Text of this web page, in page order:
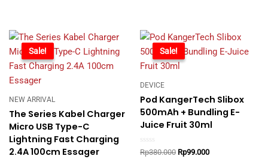
-46%
Sale!
NEW ARRIVAL
The Series Kabel Charger
Micro USB Type-C
Lightning Fast Charging
2.4A 100cm Essager
-74%
Sale!
DEVICE
Pod KangerTech Slibox
500mAh + Bundling E-
Juice Fruit 30ml
Rated
Rp380.000 Original
Rp99.000Current